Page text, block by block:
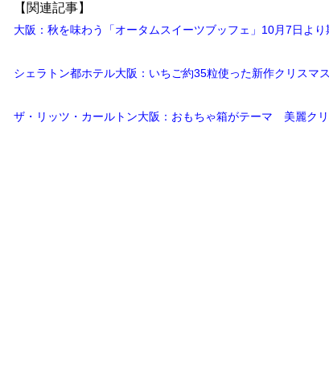
【関連記事】
大阪：秋を味わう「オータムスイーツブッフェ」10月7日より
シェラトン都ホテル大阪：いちご約35粒使った新作クリス
ザ・リッツ・カールトン大阪：おもちゃ箱がテーマ 美麗ク